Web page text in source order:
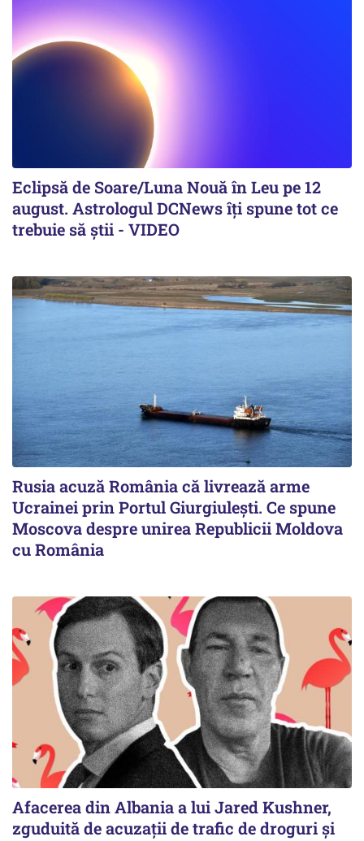
Eclipsă de Soare/Luna Nouă în Leu pe 12
august. Astrologul DCNews îți spune tot ce
trebuie să știi - VIDEO
Rusia acuză România că livrează arme
Ucrainei prin Portul Giurgiulești. Ce spune
Moscova despre unirea Republicii Moldova
cu România
Afacerea din Albania a lui Jared Kushner,
zguduită de acuzații de trafic de droguri și